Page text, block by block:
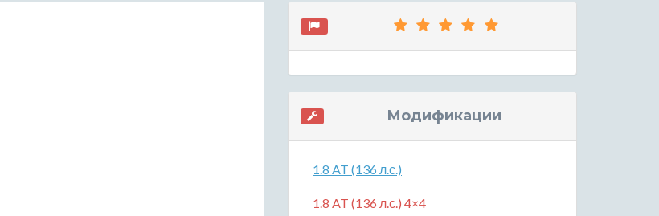
Модификации
1.8 AT (136 л.с.)
1.8 AT (136 л.с.) 4×4